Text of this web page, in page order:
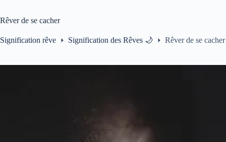
Rêver de se cacher
Signification rêve Signification des Rêves 🌙 Rêver de se cacher